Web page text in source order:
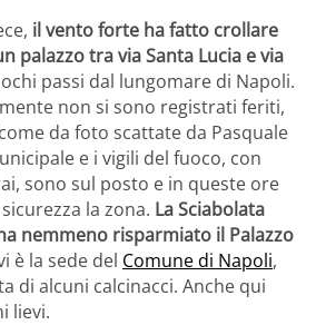
il vento forte ha fatto crollare
palazzo tra via Santa Lucia e via
passi dal lungomare di Napoli.
non si sono registrati feriti,
da foto scattate da Pasquale
e i vigili del fuoco, con
sono sul posto e in queste ore
la zona. La Sciabolata
nemmeno risparmiato il Palazzo
è la sede del Comune di Napoli,
di alcuni calcinacci. Anche qui
lievi.